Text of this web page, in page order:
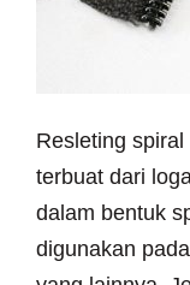
Resleting
terbuat dari
dalam bentuk
digunakan